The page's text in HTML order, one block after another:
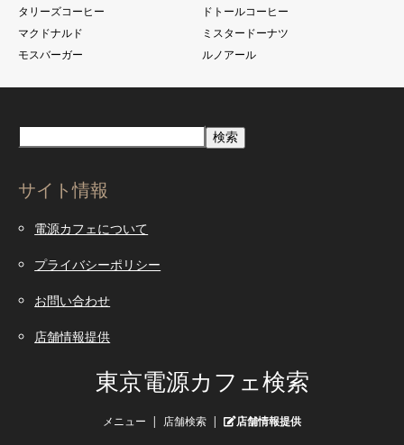
タリーズコーヒー
ドトールコーヒー
マクドナルド
ミスタードーナツ
モスバーガー
ルノアール
検索
サイト情報
電源カフェについて
プライバシーポリシー
お問い合わせ
店舗情報提供
東京電源カフェ検索
メニュー 店舗検索 店舗情報提供